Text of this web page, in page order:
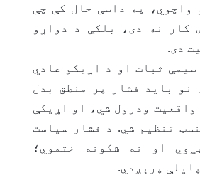
واچوي، په داسې حال کې چې
کار نه دی، بلکې د دواړو
دی.
ثبات او د اړیکو عادي
نو باید فشار پر منطق بدل
ودرول شي، او اړیکې
تنظیم شي. د فشار سیاست
او نه شکونه ختموي؛
پرېږدي.